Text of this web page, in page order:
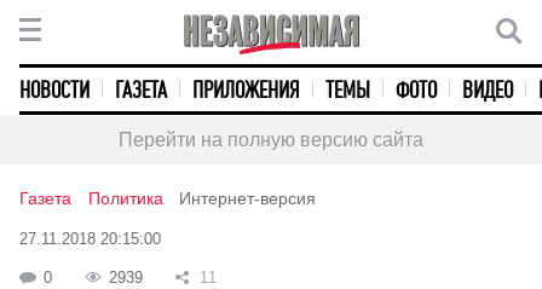
НОВОСТИ ГАЗЕТА ПРИЛОЖЕНИЯ ТЕМЫ ФОТО ВИДЕО
Перейти на полную версию сайта
Газета Политика Интернет-версия
27.11.2018 20:15:00
0 2939 11